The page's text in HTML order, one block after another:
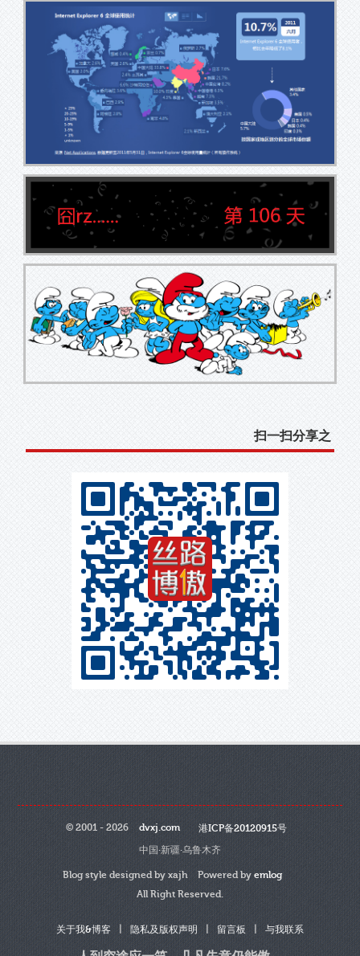
扫一扫分享之
© 2001 - 2026 dvxj.com
港ICP备20120915号
中国·新疆·乌鲁木齐
Blog style designed by xajh Powered by emlog
All Right Reserved.
关于我&博客 | 隐私及版权声明 | 留言板 | 与我联系